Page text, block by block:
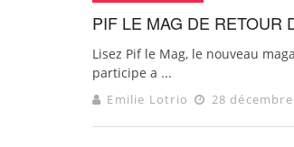
PIF LE MAG DE RETOUR
Lisez Pif le Mag, le nouveau
participe a ...
Emilie Lotrio 28